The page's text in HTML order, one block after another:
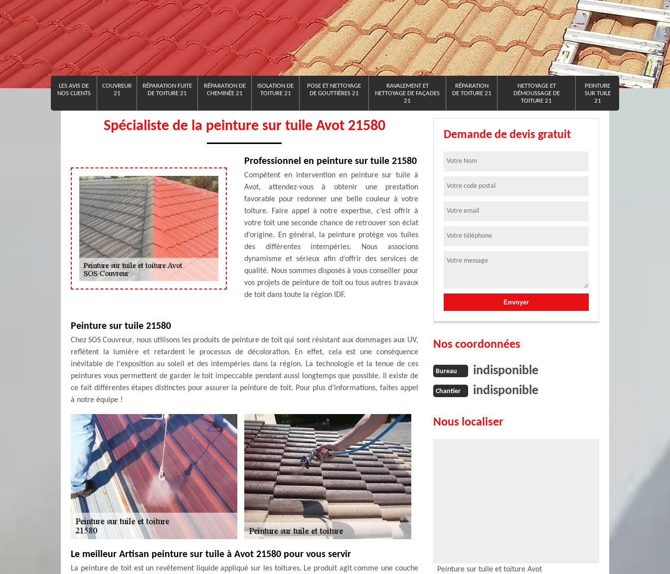
LES AVIS DE
NOS CLIENTS
COUVREUR
21
RÉPARATION FUITE
DE TOITURE 21
RÉPARATION DE
CHEMINÉE 21
ISOLATION DE
TOITURE 21
POSE ET NETTOYAGE
DE GOUTTIÈRES 21
RAVALEMENT ET
NETTOYAGE DE FAÇADES
21
RÉPARATION
DE TOITURE 21
NETTOYAGE ET
DÉMOUSSAGE DE
TOITURE 21
PEINTURE
SUR TUILE
21
Spécialiste de la peinture sur tuile Avot 21580
Professionnel en peinture sur tuile 21580
Compétent en intervention en peinture sur tuile à
Avot, attendez-vous à obtenir une prestation
favorable pour redonner une belle couleur à votre
toiture. Faire appel à notre expertise, c’est offrir à
votre toit une seconde chance de retrouver son éclat
d’origine. En général, la peinture protège vos tuiles
des différentes intempéries. Nous associons
dynamisme et sérieux afin d’offrir des services de
qualité. Nous sommes disposés à vous conseiller pour
vos projets de peinture de toit ou tous autres travaux
de toit dans toute la région IDF.
Peinture sur tuile 21580
Chez SOS Couvreur, nous utilisons les produits de peinture de toit qui sont résistant aux dommages aux UV,
reflètent la lumière et retardent le processus de décoloration. En effet, cela est une conséquence
inévitable de l'exposition au soleil et des intempéries dans la région. La technologie et la tenue de ces
peintures vous permettent de garder le toit impeccable pendant aussi longtemps que possible. Il existe de
ce fait différentes étapes distinctes pour assurer la peinture de toit. Pour plus d’informations, faites appel
à notre équipe !
Le meilleur Artisan peinture sur tuile à Avot 21580 pour vous servir
La peinture de toit est un revêtement liquide appliqué sur les toitures. Le produit agit comme une couche
Demande de devis gratuit
Nos coordonnées
Bureau indisponible
Chantier indisponible
Nous localiser
Peinture sur tuile et toiture Avot